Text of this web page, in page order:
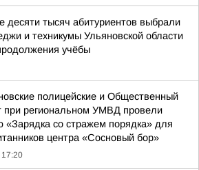
десяти тысяч абитуриентов выбрали
и техникумы Ульяновской области
учёбы
полицейские и Общественный
при региональном УМВД провели
«Зарядка со стражем порядка» для
центра «Сосновый бор»
17:20